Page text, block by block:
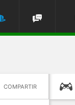
COMPARTIR